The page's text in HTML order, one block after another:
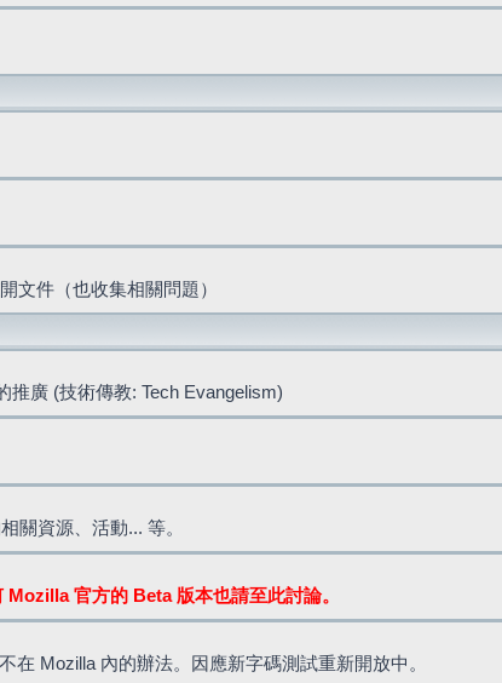
文件（也收集相關問題）
推廣 (技術傳教: Tech Evangelism)
關資源、活動... 等。
Mozilla 官方的 Beta 版本也請至此討論。
Mozilla 內的辦法。因應新字碼測試重新開放中。